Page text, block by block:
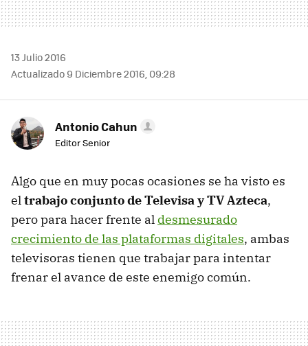
13 Julio 2016
Actualizado 9 Diciembre 2016, 09:28
Antonio Cahun
Editor Senior
Algo que en muy pocas ocasiones se ha visto es
eltrabajo conjunto de Televisa y TV Azteca,
pero para hacer frente al desmesurado
crecimiento de las plataformas digitales, ambas
televisoras tienen que trabajar para intentar
frenar el avance de este enemigo común.